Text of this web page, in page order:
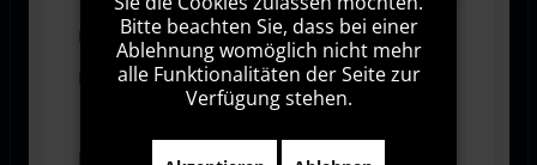
Abonnieren
Ich stimme den Allgemeinen
Geschäftsbedingungen zu.
Ich bin damit einverstanden, dass diese Website
Bitte beachten Sie, dass bei einer
Ablehnung womöglich nicht mehr
alle Funktionalitäten der Seite zur
Verfügung stehen.